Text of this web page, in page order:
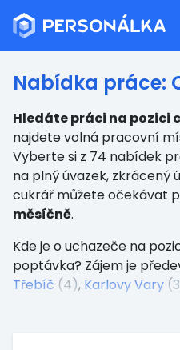
Nabídka práce:
Hledáte práci na pozici
najdete volná pracovní
Vyberte si z 74 nabídek
na plný úvazek, zkrácený
cukrář můžete očekávat
měsíčně.
Kde je o uchazeče na
poptávka? Zájem je
Třebíč (4), Karlovy Vary